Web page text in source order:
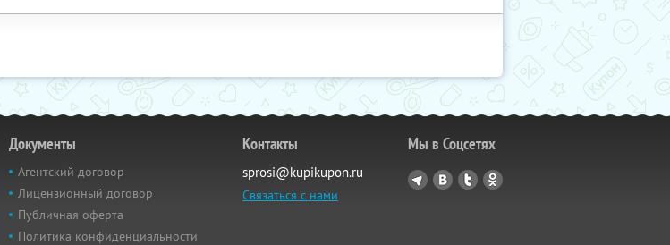
Документы
Агентский договор
Лицензионный договор
Публичная оферта
Политика конфиденциальности
Контакты
sprosi@kupikupon.ru
Связаться с нами
Мы в Соцсетях